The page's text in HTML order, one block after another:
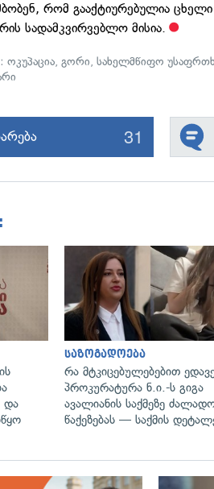
რომ გააქტიურებულია
სადამკვირვებლო მისია.
ოკუპაცია,გორი,სახელმწიფო
31
გადახედვა
და
საზოგადოება
რა მტკიცებულებებით
პროკურატურა ნ.ი.-ს გიგა
ავალიანის საქმეზე
წაქეზებას — საქმის